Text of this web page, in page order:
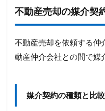
不動産売却の媒介契
不動産売却を依頼する仲
動産仲介会社との間で媒
媒介契約の種類と比較